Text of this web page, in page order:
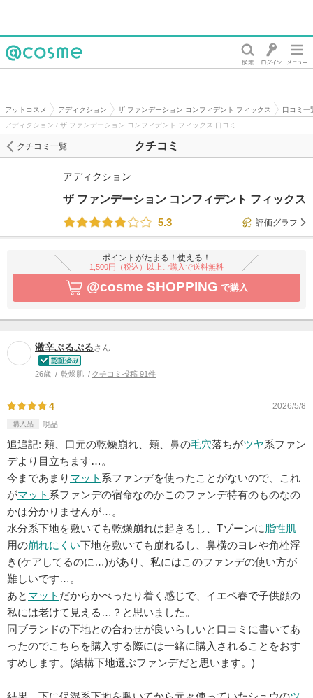
アットコスメ アディクション ザ ファンデーション コンフィデント フィックス
口コミ一
アディクション / ザ ファンデーション コンフィデント フィックス 口コミ
クチコミ
クチコミ一覧
アディクション
ザ ファンデーション コンフィデント フィックス
5.3
評価グラフ
ポイントがたまる！使える！
1,500円（税込）以上ご購入で送料無料
@cosme SHOPPING で購入
激辛ぷるぷるさん
26歳 乾燥肌 クチコミ投稿 91件
4 2026/5/8
購入品 現品
追追記: 頬、口元の乾燥崩れ、頬、鼻の毛穴落ちがツヤ系ファン
デより目立ちます…。
今まであまり マット 系ファンデを使ったことがないので、これ
がマット 系ファンデの宿命なのかこのファンデ特有のものなの
かは分かりませんが…。
水分系下地を敷いても乾燥崩れは起きるし、Tゾーンに脂性肌
用の崩れにくい下地を敷いても崩れるし、鼻横のヨレや角栓浮
き(ケアしてるのに…)があり、私にはこのファンデの使い方が
難しいです…。
あと マット だからかべったり着く感じで、イエベ春で子供顔の
私には老けて見える…？と思いました。
同ブランドの下地との合わせが良いらしいと口コミに書いてあ
ったのでこちらを購入する際には一緒に購入されることをおす
すめします。(結構下地選ぶファンデだと思います。)